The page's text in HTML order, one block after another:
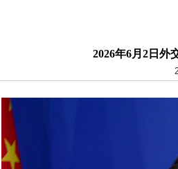
2026年6月2日外